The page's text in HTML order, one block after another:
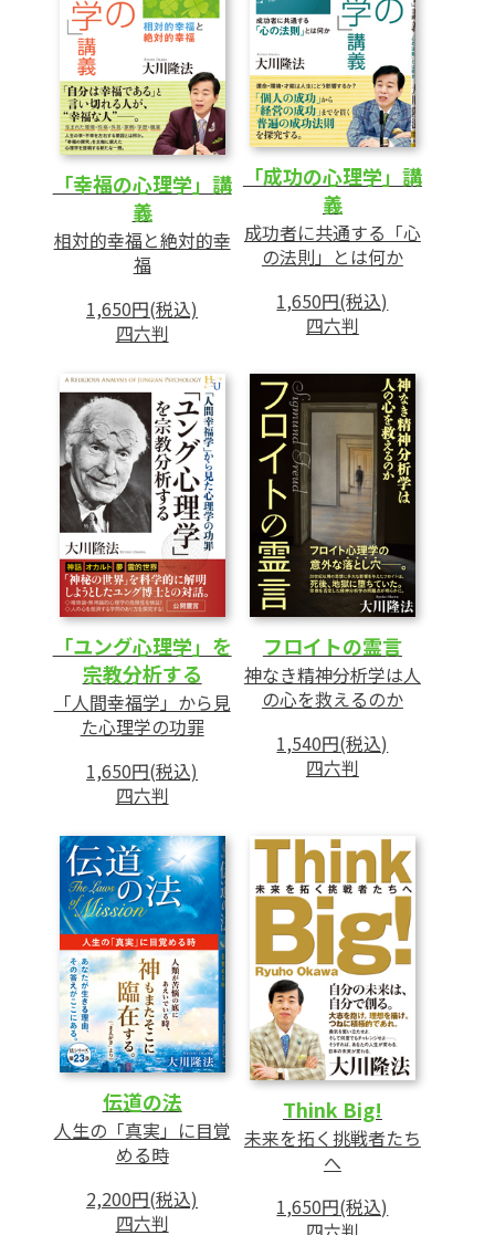
あとがき
「幸福の心理学」講
義
相対的幸福と絶対的幸
福
1,650円(税込)
四六判
「成功の心理学」講
義
成功者に共通する「心
の法則」とは何か
1,650円(税込)
四六判
「ユング心理学」を
宗教分析する
「人間幸福学」から見
た心理学の功罪
1,650円(税込)
四六判
フロイトの霊言
神なき精神分析学は人
の心を救えるのか
1,540円(税込)
四六判
伝道の法
人生の「真実」に目覚
める時
2,200円(税込)
四六判
Think Big!
未来を拓く挑戦者たち
へ
1,650円(税込)